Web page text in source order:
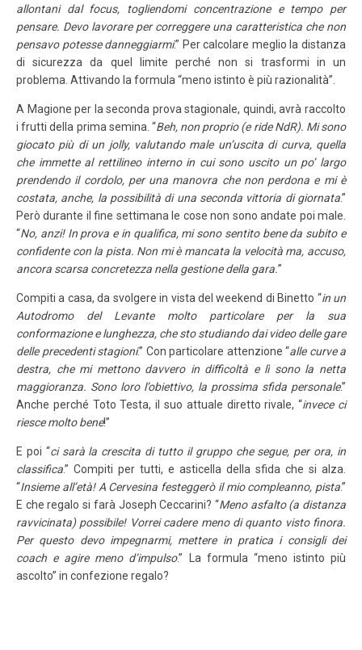
allontani dal focus, togliendomi concentrazione e tempo per
pensare. Devo lavorare per correggere una caratteristica che non
pensavo potesse danneggiarmi.” Per calcolare meglio la distanza
di sicurezza da quel limite perché non si trasformi in un
problema. Attivando la formula “meno istinto è più razionalità”.
A Magione per la seconda prova stagionale, quindi, avrà raccolto
i frutti della prima semina. “Beh, non proprio (e ride NdR). Mi sono
giocato più di un jolly, valutando male un’uscita di curva, quella
che immette al rettilineo interno in cui sono uscito un po’ largo
prendendo il cordolo, per una manovra che non perdona e mi è
costata, anche, la possibilità di una seconda vittoria di giornata.”
Però durante il fine settimana le cose non sono andate poi male.
“No, anzi! In prova e in qualifica, mi sono sentito bene da subito e
confidente con la pista. Non mi è mancata la velocità ma, accuso,
ancora scarsa concretezza nella gestione della gara.”
Compiti a casa, da svolgere in vista del weekend di Binetto “in un
Autodromo del Levante molto particolare per la sua
conformazione e lunghezza, che sto studiando dai video delle gare
delle precedenti stagioni.” Con particolare attenzione “alle curve a
destra, che mi mettono davvero in difficoltà e lì sono la netta
maggioranza. Sono loro l’obiettivo, la prossima sfida personale.”
Anche perché Toto Testa, il suo attuale diretto rivale, “invece ci
riesce molto bene!”
E poi “ci sarà la crescita di tutto il gruppo che segue, per ora, in
classifica.” Compiti per tutti, e asticella della sfida che si alza.
“Insieme all’età! A Cervesina festeggerò il mio compleanno, pista.”
E che regalo si farà Joseph Ceccarini? “Meno asfalto (a distanza
ravvicinata) possibile! Vorrei cadere meno di quanto visto finora.
Per questo devo impegnarmi, mettere in pratica i consigli dei
coach e agire meno d’impulso.” La formula “meno istinto più
ascolto” in confezione regalo?